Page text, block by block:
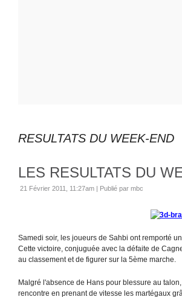
RESULTATS DU WEEK-END
LES RESULTATS DU
21 Février 2011, 11:27am | Publié par mbc
Samedi soir, les joueurs de Sahbi ont remporté
Cette victoire, conjuguée avec la défaite de
au classement et de figurer sur la 5ème marche.
Malgré l'absence de Hans pour blessure au
rencontre en prenant de vitesse les martégaux